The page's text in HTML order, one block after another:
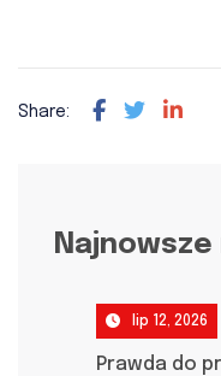
Share:
lip 12, 2026
Prawda do